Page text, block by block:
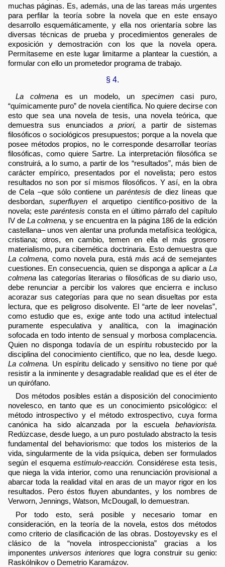
muchas páginas. Es, además, una de las tareas más urgentes
para perfilar la teoría sobre la novela que en este ensayo
desarrollo esquemáticamente, y ella nos orientaría sobre las
diversas técnicas de prueba y procedimientos generales de
exposición y demostración con los que la novela opera.
Permítaseme en este lugar limitarme a plantear la cuestión, a
formular con ello un prometedor programa de trabajo.
§ 4.
La colmenaes un modelo, un specimencasi puro,
“químicamente puro” de novela científica. No quiere decirse con
esto que sea una novela de tesis, una novela teórica, que
demuestra sus enunciados a priori, a partir de sistemas
filosóficos o sociológicos presupuestos; porque a la novela que
posee métodos propios, no le corresponde desarrollar teorías
filosóficas, como quiere Sartre. La interpretación filosófica se
construirá, a lo sumo, a partir de los “resultados”, más bien de
carácter empírico, presentados por el novelista; pero estos
resultados no son por sí mismos filosóficos. Y así, en la obra
de Cela –que sólo contiene un paréntesis de diez líneas que
desbordan, superfluyenel arquetipo científico-positivo de la
novela; este paréntesis consta en el último párrafo del capítulo
IV de La colmena, y se encuentra en la página 186 de la edición
castellana– unos ven alentar una profunda metafísica teológica,
cristiana; otros, en cambio, temen en ella el más grosero
materialismo, pura cibernética doctrinaria. Esto demuestra que
La colmena, como novela pura, está más acáde semejantes
cuestiones. En consecuencia, quien se disponga a aplicar a La
colmenalas categorías literarias o filosóficas de su diario uso,
debe renunciar a percibir los valores que encierra e incluso
acorazar sus categorías para que no sean disueltas por esta
lectura, que es peligroso disolvente. El “arte de leer novelas”,
como estudio que es, exige ante todo una actitud intelectual
puramente especulativa y analítica, con la imaginación
sofocada en todo intento de sensual y morbosa complacencia.
Quien no disponga todavía de un espíritu robustecido por la
disciplina del conocimiento científico, que no lea, desde luego.
La colmena. Un espíritu delicado y sensitivo no tiene por qué
resistir a la inminente y desagradable realidad que es el éter de
un quirófano.
Dos métodos posibles están a disposición del conocimiento
novelesco, en tanto que es un conocimiento psicológico: el
método introspectivo y el método extrospectivo, cuya forma
canónica ha sido alcanzada por la escuela behaviorista.
Redúzcase, desde luego, a un puro postulado abstracto la tesis
fundamental del behaviorismo: que todos los misterios de la
vida, singularmente de la vida psíquica, deben ser formulados
según el esquema estímulo-reacción. Considérese esta tesis,
que niega la vida interior, como una renunciación provisional a
abarcar toda la realidad vital en aras de un mayor rigor en los
resultados. Pero éstos fluyen abundantes, y los nombres de
Verworn, Jennings, Watson, McDougall, lo demuestran.
Por todo esto, será posible y necesario tomar en
consideración, en la teoría de la novela, estos dos métodos
como criterio de clasificación de las obras. Dostoyevsky es el
clásico de la “novela introspeccionista” gracias a los
imponentes universos interiores que logra construir su genio:
Raskólnikov o Demetrio Karamázov.